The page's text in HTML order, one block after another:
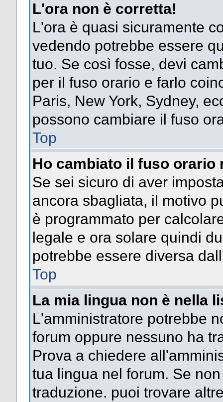
L'ora non è corretta!
L'ora è quasi sicuramente
vedendo potrebbe essere
tuo. Se così fosse, devi
per il fuso orario e farlo
Paris, New York, Sydney,
possono cambiare il fuso
Top
Ho cambiato il fuso orario
Se sei sicuro di aver
ancora sbagliata, il motivo
è programmato per
legale e ora solare quindi
potrebbe essere diversa
Top
La mia lingua non è nella
L'amministratore potrebbe
forum oppure nessuno ha
Prova a chiedere
tua lingua nel forum. Se
traduzione. puoi trovare